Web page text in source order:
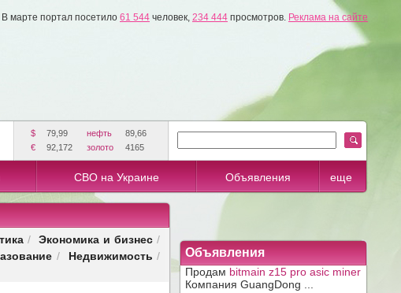
В марте портал посетило 61 544 человек, 234 444 просмотров. Реклама на сайте
$ 79,99 нефть
89,66
€
92,172 золото 4165
СВО на Украине Объявления еще
/ Экономика и бизнес /
/ Недвижимость / Объявления
Продам bitmain z15 pro asic miner
Компания GuangDong ...